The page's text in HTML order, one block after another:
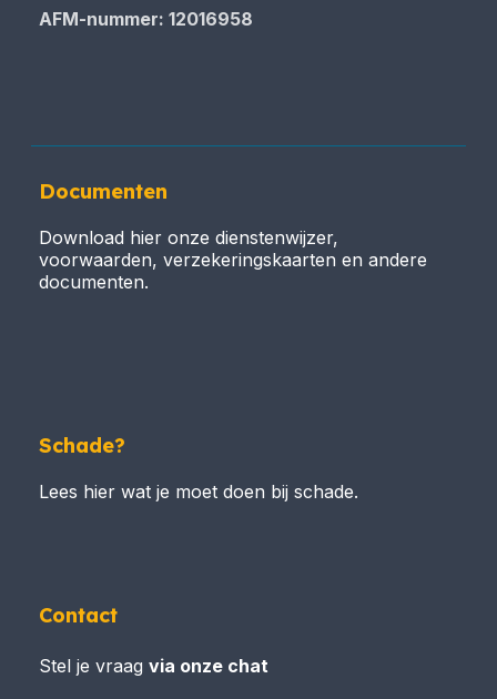
AFM-nummer: 12016958
Documenten
Download hier onze dienstenwijzer,
voorwaarden, verzekeringskaarten en andere
documenten.
Schade?
Lees hier wat je moet doen bij schade.
Contact
Stel je vraag via onze chat